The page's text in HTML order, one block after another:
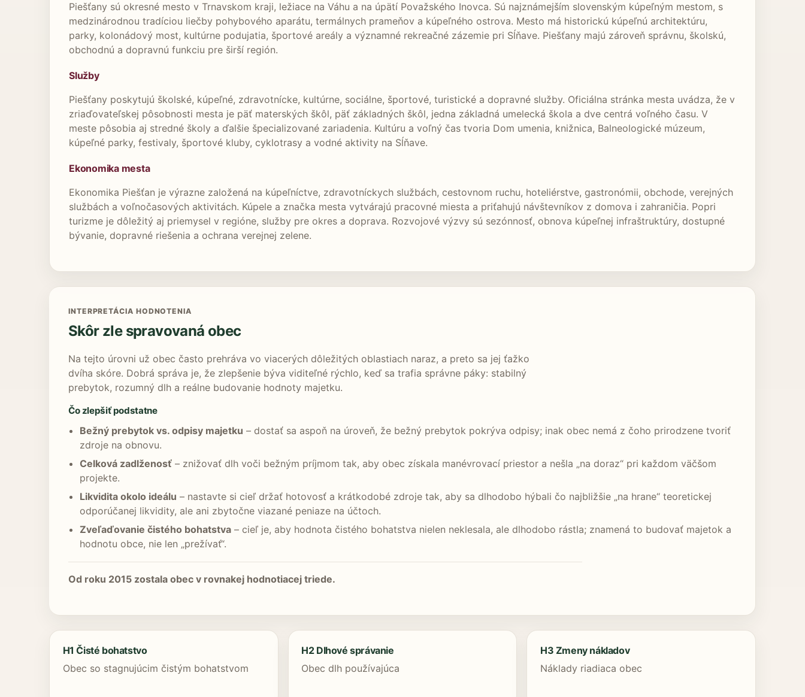
Piešťany sú okresné mesto v Trnavskom kraji, ležiace na Váhu a na úpätí Považského Inovca. Sú najznámejším slovenským kúpeľným mestom, s
medzinárodnou tradíciou liečby pohybového aparátu, termálnych prameňov a kúpeľného ostrova. Mesto má historickú kúpeľnú architektúru,
parky, kolonádový most, kultúrne podujatia, športové areály a významné rekreačné zázemie pri Sĺňave. Piešťany majú zároveň správnu, školskú,
obchodnú a dopravnú funkciu pre širší región.
Služby
Piešťany poskytujú školské, kúpeľné, zdravotnícke, kultúrne, sociálne, športové, turistické a dopravné služby. Oficiálna stránka mesta uvádza, že v
zriaďovateľskej pôsobnosti mesta je päť materských škôl, päť základných škôl, jedna základná umelecká škola a dve centrá voľného času. V
meste pôsobia aj stredné školy a ďalšie špecializované zariadenia. Kultúru a voľný čas tvoria Dom umenia, knižnica, Balneologické múzeum,
kúpeľné parky, festivaly, športové kluby, cyklotrasy a vodné aktivity na Sĺňave.
Ekonomika mesta
Ekonomika Piešťan je výrazne založená na kúpeľníctve, zdravotníckych službách, cestovnom ruchu, hoteliérstve, gastronómii, obchode, verejných
službách a voľnočasových aktivitách. Kúpele a značka mesta vytvárajú pracovné miesta a priťahujú návštevníkov z domova i zahraničia. Popri
turizme je dôležitý aj priemysel v regióne, služby pre okres a doprava. Rozvojové výzvy sú sezónnosť, obnova kúpeľnej infraštruktúry, dostupné
bývanie, dopravné riešenia a ochrana verejnej zelene.
INTERPRETÁCIA HODNOTENIA
Skôr zle spravovaná obec
Na tejto úrovni už obec často prehráva vo viacerých dôležitých oblastiach naraz, a preto sa jej ťažko
dvíha skóre. Dobrá správa je, že zlepšenie býva viditeľné rýchlo, keď sa trafia správne páky: stabilný
prebytok, rozumný dlh a reálne budovanie hodnoty majetku.
Čo zlepšiť podstatne
Bežný prebytok vs. odpisy majetku – dostať sa aspoň na úroveň, že bežný prebytok pokrýva odpisy; inak obec nemá z čoho prirodzene tvoriť
zdroje na obnovu.
Celková zadlženosť – znižovať dlh voči bežným príjmom tak, aby obec získala manévrovací priestor a nešla „na doraz“ pri každom väčšom
projekte.
Likvidita okolo ideálu – nastavte si cieľ držať hotovosť a krátkodobé zdroje tak, aby sa dlhodobo hýbali čo najbližšie „na hrane“ teoretickej
odporúčanej likvidity, ale ani zbytočne viazané peniaze na účtoch.
Zveľaďovanie čistého bohatstva – cieľ je, aby hodnota čistého bohatstva nielen neklesala, ale dlhodobo rástla; znamená to budovať majetok a
hodnotu obce, nie len „prežívať“.
Od roku 2015 zostala obec v rovnakej hodnotiacej triede.
H1 Čisté bohatstvo
Obec so stagnujúcim čistým bohatstvom
H2 Dlhové správanie
Obec dlh používajúca
H3 Zmeny nákladov
Náklady riadiaca obec